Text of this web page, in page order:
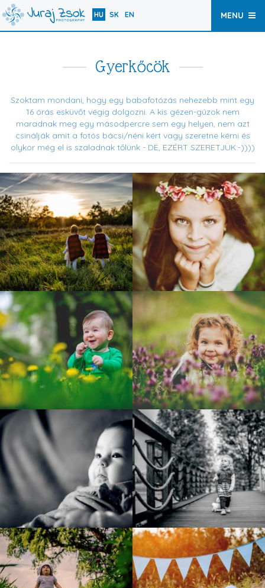
MENU
HU SK EN
Gyerkőcök
Szoktam mondani, hogy egy babafotózás nehezebb mint egy
16 órás esküvőt végig dolgozni. A kis gézen-gúzok nem
maradnak meg egy másodpercre sem egy helyen, nem azt
csinálják amit a fotós bácsi/néni kért vagy szeretne kérni és
olykor még el is szaladnak tőlünk - DE, EZÉRT SZERETJÜK:-))))